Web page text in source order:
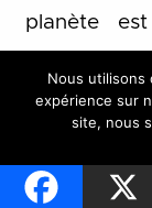
planète
mêmes.
Vietnam,
Nous utilisons
expérience sur
site, nous